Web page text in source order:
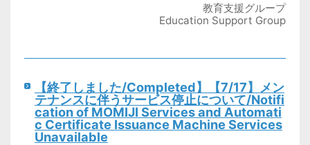
教育支援グループ
Education Support Group
【終了しました/Completed】【7/17】メン
テナンスに伴うサービス停止について/Notifi
cation of MOMIJI Services and Automati
c Certificate Issuance Machine Services
Unavailable